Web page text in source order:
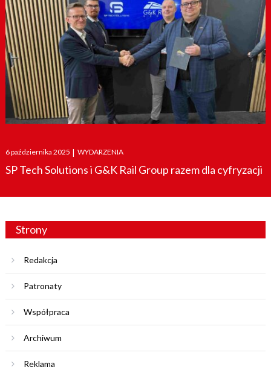
Posted
on
6 października 2025 | WYDARZENIA
SP Tech Solutions i G&K Rail Group razem dla cyfryzacji
Strony
Redakcja
Patronaty
Współpraca
Archiwum
Reklama